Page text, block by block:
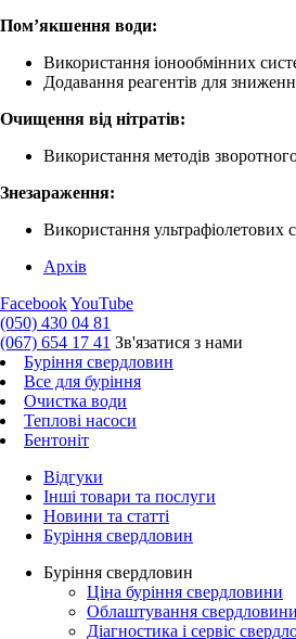
Пом’якшення води:
Використання іонообмінних
Додавання реагентів для
Очищення від нітратів:
Використання методів
Знезараження:
Використання ультрафіолетових
Архів
FacebookYouTube
(050) 430 04 81
(067) 654 17 41 Зв'язатися з нами
Буріння свердловин
Все для буріння
Очистка води
Теплові насоси
Бентоніт
Відгуки
Інші товари та послуги
Новини та статті
Буріння свердловин
Буріння свердловин
Ціна буріння свердловини
Облаштування свердловини
Діагностика і сервіс